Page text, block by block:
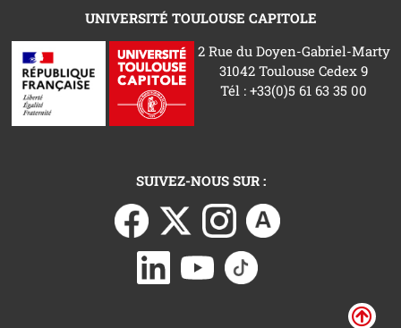
UNIVERSITÉ TOULOUSE CAPITOLE
2 Rue du Doyen-Gabriel-Marty
31042 Toulouse Cedex 9
Tél : +33(0)5 61 63 35 00
SUIVEZ-NOUS SUR :